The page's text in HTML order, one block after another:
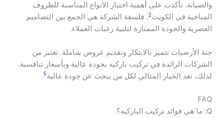
والصيانة. تأكدت على أهمية اختيار الأنواع المناسبة للظروف
المناخية في الكويت2. فلسفة الشركة هي الجمع بين التصاميم
العصرية والجودة الممتازة لتلبية رغبات العملاء.
جنة الأرضيات تتميز بالابتكار وتقديم عروض شاملة. تعتبر من
الشركات الرائدة في تركيب باركيه بجودة عالية وبأسعار تنافسية.
لذلك، تعد الخيار المثالي لكل من يبحث عن جودة عالية5
.
FAQ
Q: ما هي فوائد تركيب الباركيه؟